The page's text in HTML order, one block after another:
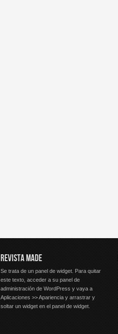
REVISTA MADE
Se trata de un panel de widget. Para quitar
este texto, acceder a su panel de
administración de WordPress y vaya a
Aplicaciones >> Apariencia y arrastrar y
soltar un widget en el panel de widget.